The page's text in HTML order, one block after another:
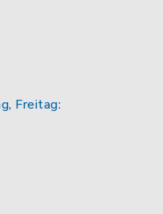
Freitag: